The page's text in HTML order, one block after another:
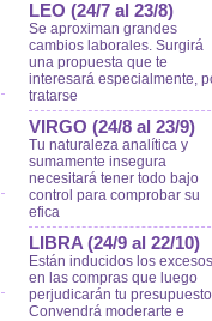
LEO (24/7 al 23/8)
Se aproximan grandes
cambios laborales. Surgirá
una propuesta que te
interesará especialmente,
tratarse
VIRGO (24/8 al 23/9)
Tu naturaleza analítica y
sumamente insegura
necesitará tener todo bajo
control para comprobar su
efica
LIBRA (24/9 al 22/10)
Están inducidos los excesos
en las compras que luego
perjudicarán tu
Convendrá moderarte e